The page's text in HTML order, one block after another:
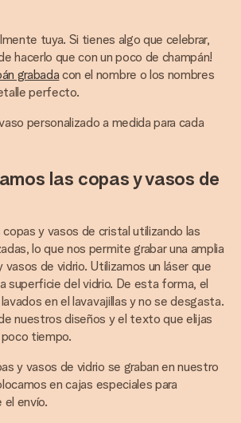
tuya. Si tienes algo que celebrar,
hacerlo que con un poco de champán!
grabada con el nombre o los nombres
perfecto.
personalizado a medida para cada
las copas y vasos de
y vasos de cristal utilizando las
lo que nos permite grabar una amplia
vasos de vidrio. Utilizamos un láser que
superficie del vidrio. De esta forma, el
en el lavavajillas y no se desgasta.
nuestros diseños y el texto que elijas
tiempo.
y vasos de vidrio se graban en nuestro
en cajas especiales para
envío.